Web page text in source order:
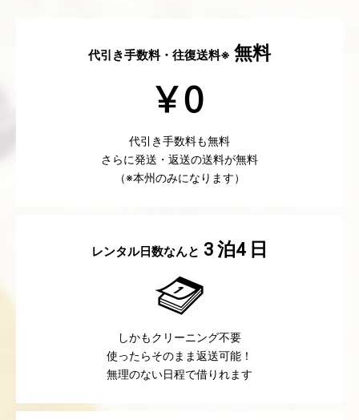
代引き手数料・往復送料※ 無料
代引き手数料も無料
さらに発送・返送の送料が無料
（※本州のみになります）
レンタル日数なんと 3 泊4 日
しかもクリーニング不要
使ったらそのまま返送可能！
無理のない日程で借りれます